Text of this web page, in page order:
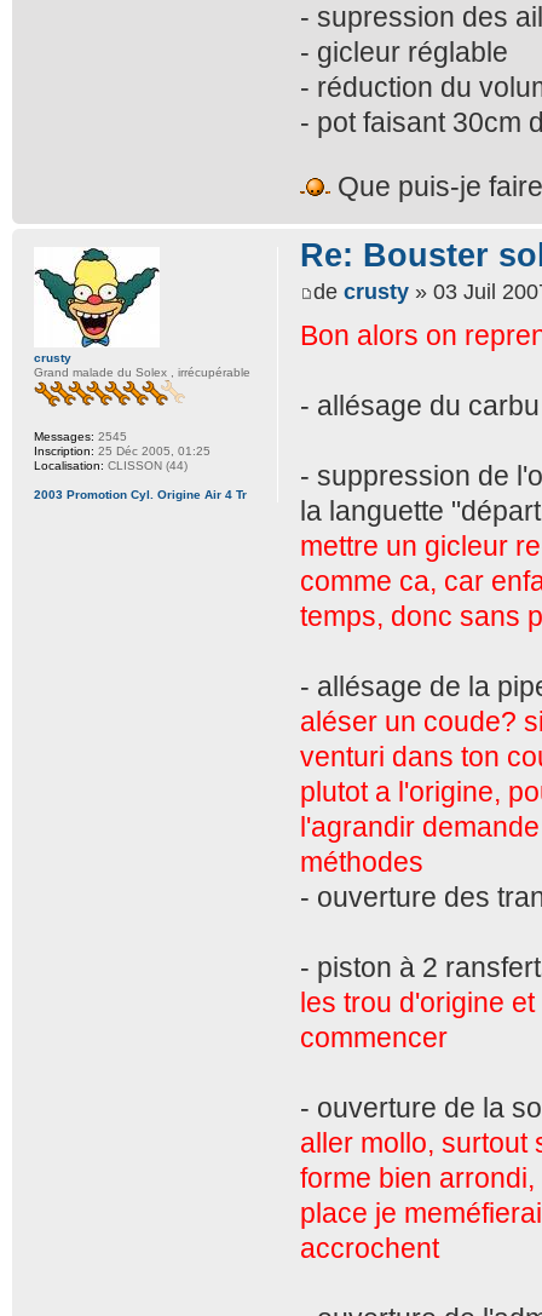
- supression des
- gicleur réglable
- réduction du
- pot faisant 30cm
Que puis-je
Re: Bouster
de crusty » 03 Juil
Bon alors on
- allésage du
- suppression de
la languette
mettre un gicleur
comme ca, car
temps, donc sans
- allésage de la
aléser un coude?
venturi dans ton
plutot a l'origine,
l'agrandir
méthodes
- ouverture des
- piston à 2
les trou d'origine
commencer
- ouverture de la
aller mollo, surtout
forme bien
place je
accrochent
crusty
Grand malade du Solex , irrécupérable
Messages: 2545
Inscription: 25 Déc 2005, 01:25
Localisation: CLISSON (44)
2003 Promotion Cyl. Origine Air 4 Tr